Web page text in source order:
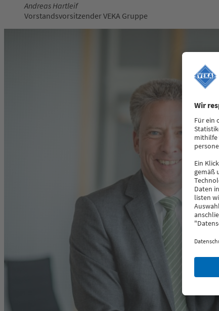
Andreas Hartleif
Vorstandsvorsitzender VEKA Gruppe